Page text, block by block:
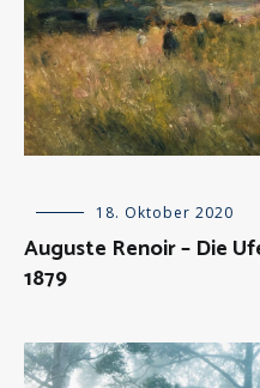
Allgemein ,
über
Kunstwerke
Epochen
Kunst
kurzgefasst
18. Oktober 2020
Auguste Renoir – Die
1879